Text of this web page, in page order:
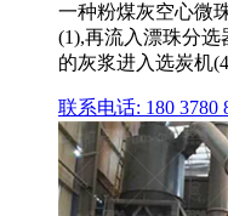
一种粉煤灰空心微
(1),再流入漂珠分选
的灰浆进入选炭机
联系电话: 180 3780